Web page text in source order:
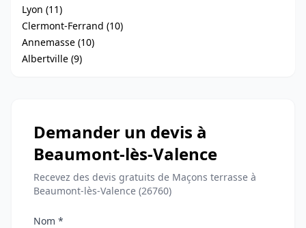
Lyon (11)
Clermont-Ferrand (10)
Annemasse (10)
Albertville (9)
Demander un devis à
Beaumont-lès-Valence
Recevez des devis gratuits de Maçons terrasse à
Beaumont-lès-Valence (26760)
Nom *